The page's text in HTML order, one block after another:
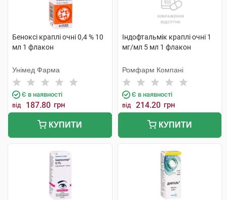
Беноксі краплі очні 0,4 % 10
мл 1 флакон
Унімед Фарма
Є в наявності
від 187.80 грн
КУПИТИ
Індофтальмік краплі очні 1
мг/мл 5 мл 1 флакон
Ромфарм Компані
Є в наявності
від 214.20 грн
КУПИТИ